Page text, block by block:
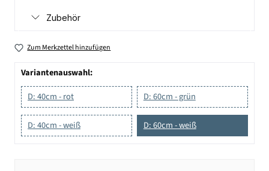
Zubehör
Zum Merkzettel hinzufügen
Variantenauswahl:
D: 40cm - rot
D: 60cm - grün
D: 40cm - weiß D: 60cm - weiß